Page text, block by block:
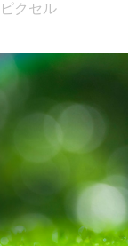
ピクセル